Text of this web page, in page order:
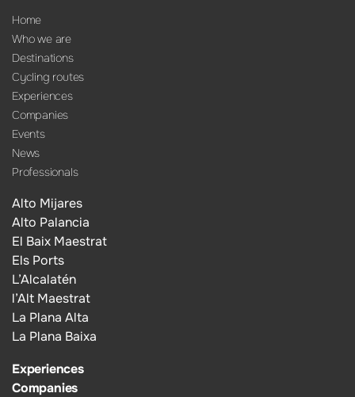
Home
Who we are
Destinations
Cycling routes
Experiences
Companies
Events
News
Professionals
Alto Mijares
Alto Palancia
El Baix Maestrat
Els Ports
L’Alcalatén
l’Alt Maestrat
La Plana Alta
La Plana Baixa
Experiences
Companies